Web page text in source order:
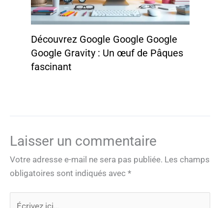
Découvrez Google Google Google
Google Gravity : Un œuf de Pâques
fascinant
Laisser un commentaire
Votre adresse e-mail ne sera pas publiée. Les champs
obligatoires sont indiqués avec *